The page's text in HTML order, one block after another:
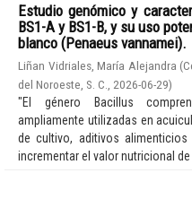
Estudio genómico y
BS1-A y BS1-B, y su uso
blanco (Penaeus vannamei).
Liñan Vidriales, María Alejandra (
del Noroeste, S. C.
2026-06-29)
"El género Bacillus
ampliamente utilizadas en
de cultivo, aditivos
incrementar el valor nutricional de